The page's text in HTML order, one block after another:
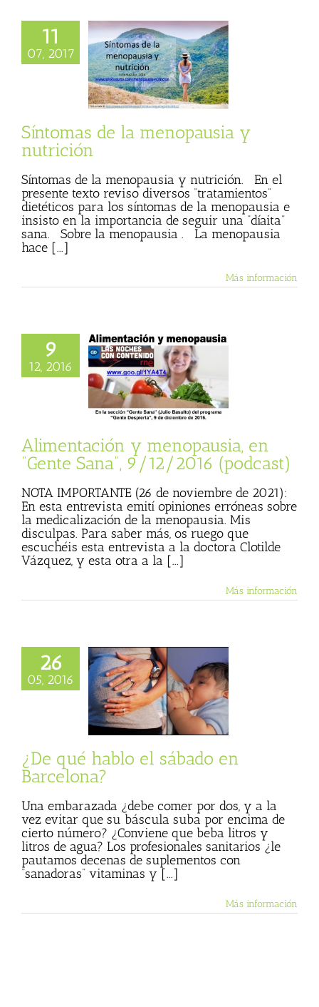
11
07, 2017
de la
y nutrición
Síntomas de la menopausia y
nutrición
Síntomas de la menopausia y nutrición. En el
presente texto reviso diversos “tratamientos”
dietéticos para los síntomas de la menopausia e
insisto en la importancia de seguir una “díaita”
sana. Sobre la menopausia . La menopausia
hace [...]
Más información
9
12, 2016
y
en “Gente
Alimentación y menopausia, en
“Gente Sana”, 9/12/2016 (podcast)
NOTA IMPORTANTE (26 de noviembre de 2021):
En esta entrevista emití opiniones erróneas sobre
la medicalización de la menopausia. Mis
disculpas. Para saber más, os ruego que
escuchéis esta entrevista a la doctora Clotilde
Vázquez, y esta otra a la [...]
Más información
26
05, 2016
el sábado en
¿De qué hablo el sábado en
Barcelona?
Una embarazada ¿debe comer por dos, y a la
vez evitar que su báscula suba por encima de
cierto número? ¿Conviene que beba litros y
litros de agua? Los profesionales sanitarios ¿le
pautamos decenas de suplementos con
“sanadoras” vitaminas y [...]
Más información